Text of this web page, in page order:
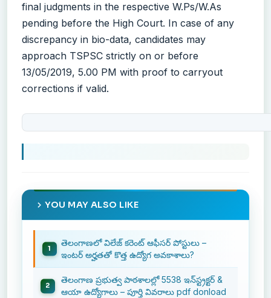
final judgments in the respective W.Ps/W.As
pending before the High Court. In case of any
discrepancy in bio-data, candidates may
approach TSPSC strictly on or before
13/05/2019, 5.00 PM with proof to carryout
corrections if valid.
YOU MAY ALSO LIKE
తెలంగాణలో విలేజ్ కరెంట్ ఆఫీసర్ పోస్టులు –
ఇంటర్ అర్హతతో కొత్త ఉద్యోగ అవకాశాలు?
తెలంగాణ ప్రభుత్వ పాఠశాలల్లో 5538 ఇన్‌స్ట్రక్టర్ &
ఆయా ఉద్యోగాలు – పూర్తి వివరాలు pdf donload